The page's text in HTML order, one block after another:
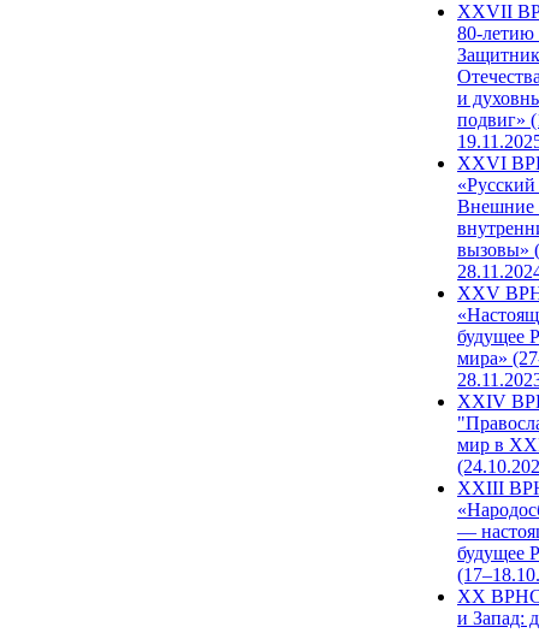
ХХVII
80-
и
подвиг»
XXVI
Внешние
вызовы»
XXV
будущее
мира»
XXIV
мир в
XXIII
—
будущее
XX ВРНС
и Запад: